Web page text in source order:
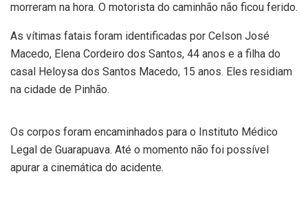
morreram na hora. O motorista do caminhão não ficou ferido.
As vítimas fatais foram identificadas por Celson José
Macedo, Elena Cordeiro dos Santos, 44 anos e a filha do
casal Heloysa dos Santos Macedo, 15 anos. Eles residiam
na cidade de Pinhão.
Os corpos foram encaminhados para o Instituto Médico
Legal de Guarapuava. Até o momento não foi possível
apurar a cinemática do acidente.